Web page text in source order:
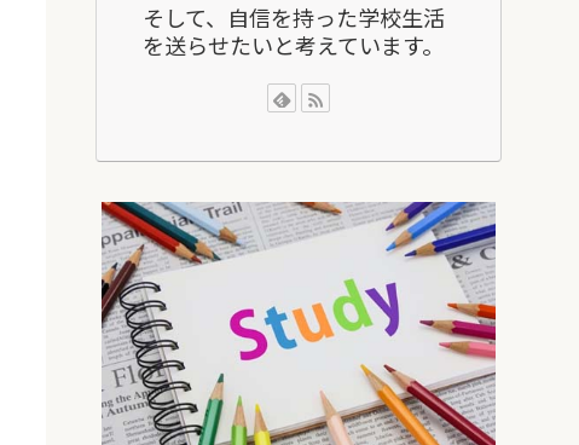
そして、自信を持った学校生活
を送らせたいと考えています。